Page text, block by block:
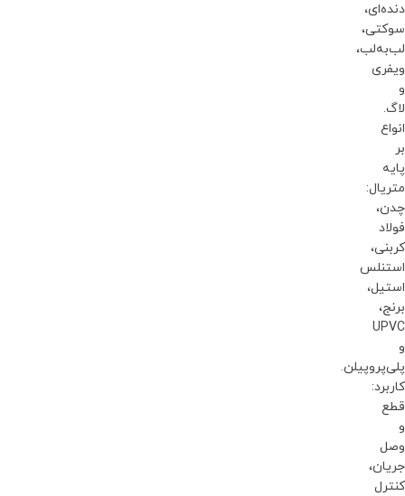
دنده‌ای،
سوکتی،
لب‌به‌لب،
ویفری
و
لاگ.
انواع
بر
پایه
متریال:
چدن،
فولاد
کربنی،
استنلس
استیل،
برنج،
UPVC
و
پلی‌پروپیلن.
کاربرد:
قطع
و
وصل
جریان،
کنترل